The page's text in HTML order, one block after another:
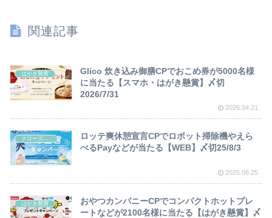
関連記事
はがき懸賞
Glico 炊き込み御膳CPでおこめ券が5000名様
に当たる【スマホ・はがき懸賞】〆切
2026/7/31
2026.04.21
クローズド懸賞
ロッテ爽休憩宣言CPでロボット掃除機やえら
べるPayなどが当たる【WEB】〆切25/8/3
2025.06.25
はがき懸賞
おやつカンパニーCPでコンパクトホットプレ
ートなどが2100名様に当たる【はがき懸賞】〆